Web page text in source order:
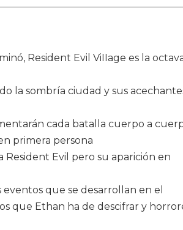
Resident Evil ViIIage es la
la sombría ciudad y sus
cada batalla cuerpo a
primera persona
Evil pero su aparición en
que se desarrollan en el
que Ethan ha de descifrar y